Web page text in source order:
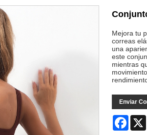
Mejora tu
correas
una
este
mientras
Enviar